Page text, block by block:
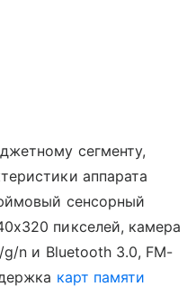
сегменту,
аппарата
сенсорный
пикселей, камера
n и Bluetooth 3.0, FM-
карт памяти